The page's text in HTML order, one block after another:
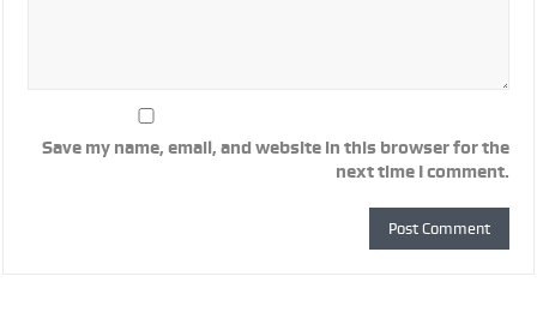
Save my name, email, and website in this browser for the
next time I comment.